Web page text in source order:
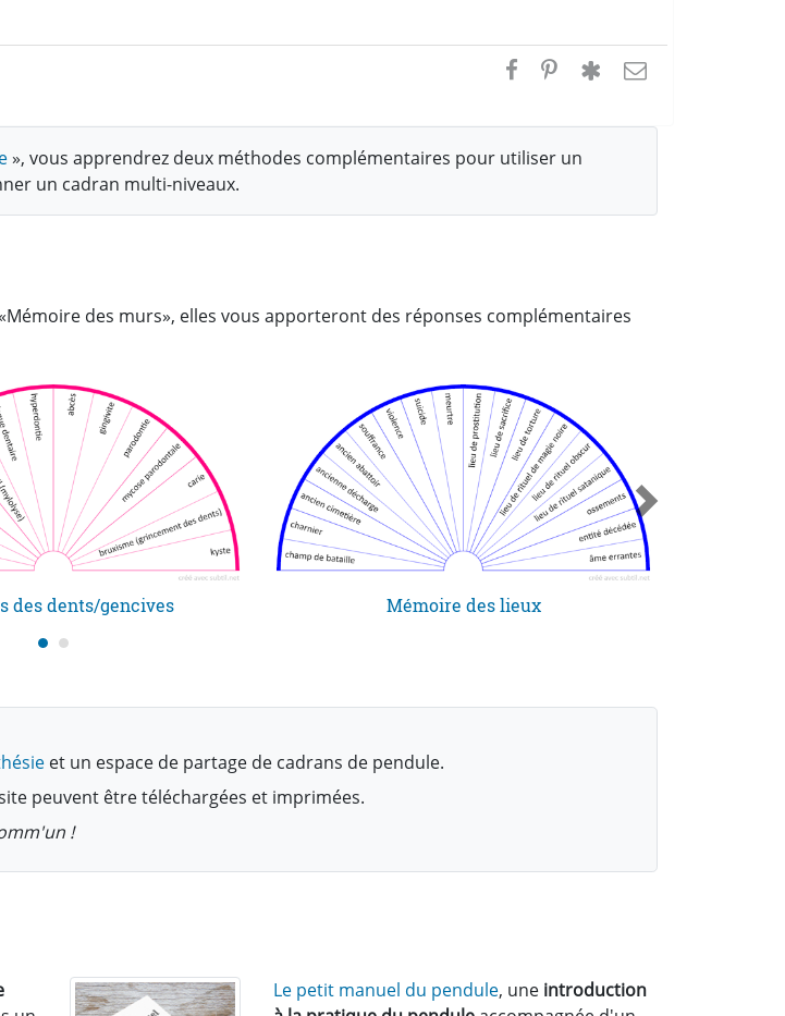
», vous apprendrez deux méthodes complémentaires pour utiliser un
un cadran multi-niveaux.
des murs», elles vous apporteront des réponses complémentaires
des dents/gencives Mémoire des lieux
et un espace de partage de cadrans de pendule.
peuvent être téléchargées et imprimées.
!
Le petit manuel du pendule, une introduction